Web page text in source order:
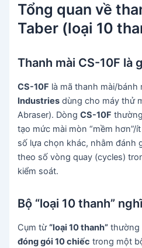
Tổng quan về
Taber (loại 10
Thanh mài CS-10F là
CS-10F là mã thanh mài/bánh
Industries dùng cho máy thử
Abraser). DòngCS-10F
tạo mức mài mòn “mềm
số lựa chọn khác, nhằm đánh
theo số vòng quay (cycles)
kiểm soát.
Bộ “loại 10 thanh”
Cụm từ“loại 10 thanh” thường
đóng gói 10 chiếc trong một